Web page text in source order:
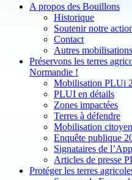
A propos des Bouillons
Historique
Soutenir notre
Contact
Autres mobilisations
Préservons les terres
Normandie !
Mobilisation PLUi
PLUI en détails
Zones impactées
Terres à défendre
Mobilisation
Enquête publique
Signataires de
Articles de presse
Protéger les terres